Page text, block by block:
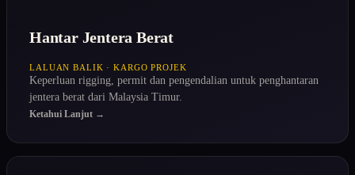
Hantar Jentera Berat
LALUAN BALIK · KARGO PROJEK
Keperluan rigging, permit dan pengendalian untuk penghantaran
jentera berat dari Malaysia Timur.
Ketahui Lanjut →